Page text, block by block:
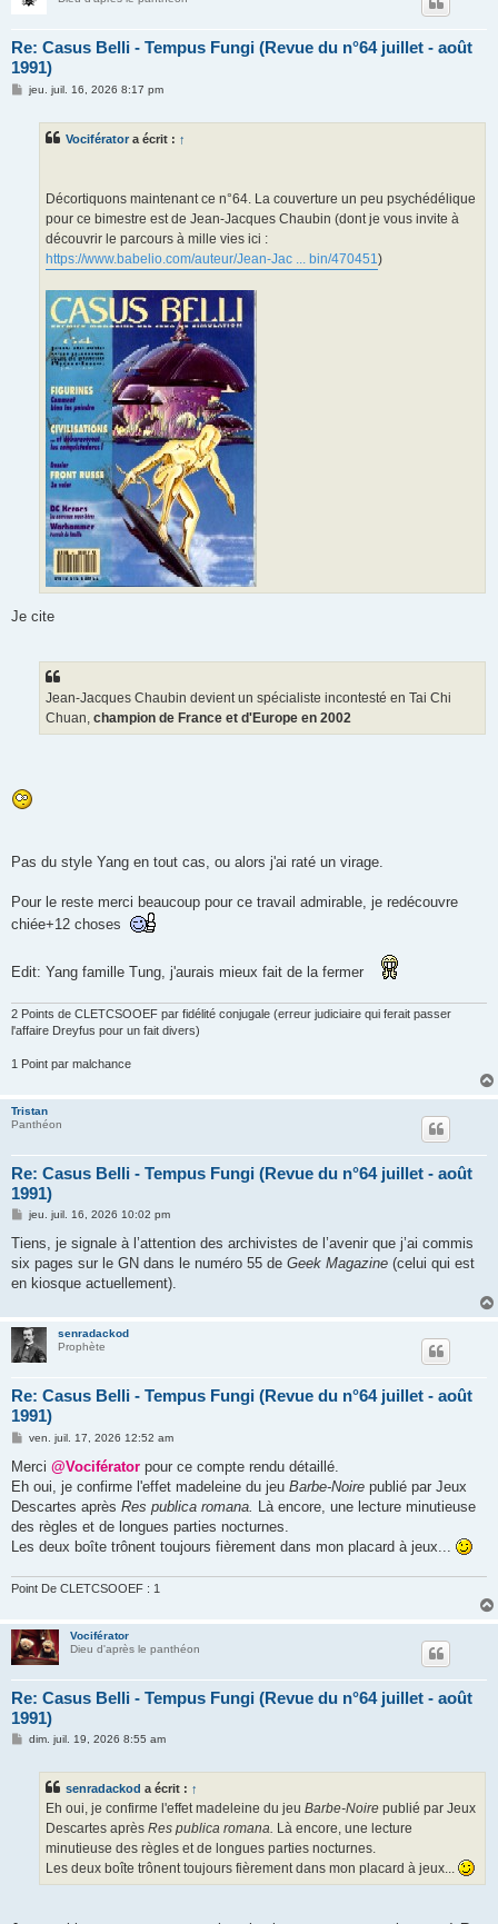
Re: Casus Belli - Tempus Fungi (Revue du n°64 juillet - août
1991)
Mjeu. juil. 16, 2026 8:17 pm
Vociférator a écrit : ↑
Décortiquons maintenant ce n°64. La couverture un peu psychédélique
pour ce bimestre est de Jean-Jacques Chaubin (dont je vous invite à
découvrir le parcours à mille vies ici :
https://www.babelio.com/auteur/Jean-Jac ... bin/470451)
Je cite
Jean-Jacques Chaubin devient un spécialiste incontesté en Tai Chi
Chuan, champion de France et d'Europe en 2002
Pas du style Yang en tout cas, ou alors j'ai raté un virage.
Pour le reste merci beaucoup pour ce travail admirable, je redécouvre
chiée+12 choses
Edit: Yang famille Tung, j'aurais mieux fait de la fermer
2 Points de CLETCSOOEF par fidélité conjugale (erreur judiciaire qui ferait passer
l'affaire Dreyfus pour un fait divers)
1 Point par malchance
Tristan
Panthéon
Re: Casus Belli - Tempus Fungi (Revue du n°64 juillet - août
1991)
M
s
a
g
jeu. juil. 16, 2026 10:02 pm
Tiens, je signale à l’attention des archivistes de l’avenir que j’ai commis
six pages sur le GN dans le numéro 55 de Geek Magazine (celui qui est
en kiosque actuellement).
senradackod
Prophète
Re: Casus Belli - Tempus Fungi (Revue du n°64 juillet - août
1991)
M
s
a
g
ven. juil. 17, 2026 12:52 am
Merci @Vociférator pour ce compte rendu détaillé.
Eh oui, je confirme l'effet madeleine du jeu Barbe-Noire publié par Jeux
Descartes après Res publica romana.
Là encore, une lecture minutieuse
des règles et de longues parties nocturnes.
Les deux boîte trônent toujours fièrement dans mon placard à jeux...
Point De CLETCSOOEF : 1
Vociférator
Dieu d'après le panthéon
Re: Casus Belli - Tempus Fungi (Revue du n°64 juillet - août
1991)
Mdim. juil. 19, 2026 8:55 am
senradackod a écrit : ↑
Eh oui, je confirme l'effet madeleine du jeu Barbe-Noire publié par Jeux
Descartes après Res publica romana. Là encore, une lecture
minutieuse des règles et de longues parties nocturnes.
Les deux boîte trônent toujours fièrement dans mon placard à jeux...